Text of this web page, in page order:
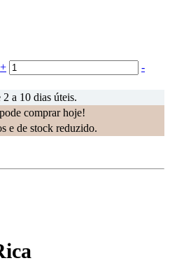
+ -
a 10 dias úteis.
comprar hoje!
e de stock reduzido.